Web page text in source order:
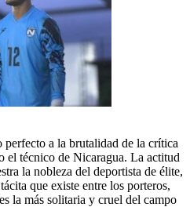
perfecto a la brutalidad de la crítica
el técnico de Nicaragua. La actitud
la nobleza del deportista de élite,
que existe entre los porteros,
la más solitaria y cruel del campo